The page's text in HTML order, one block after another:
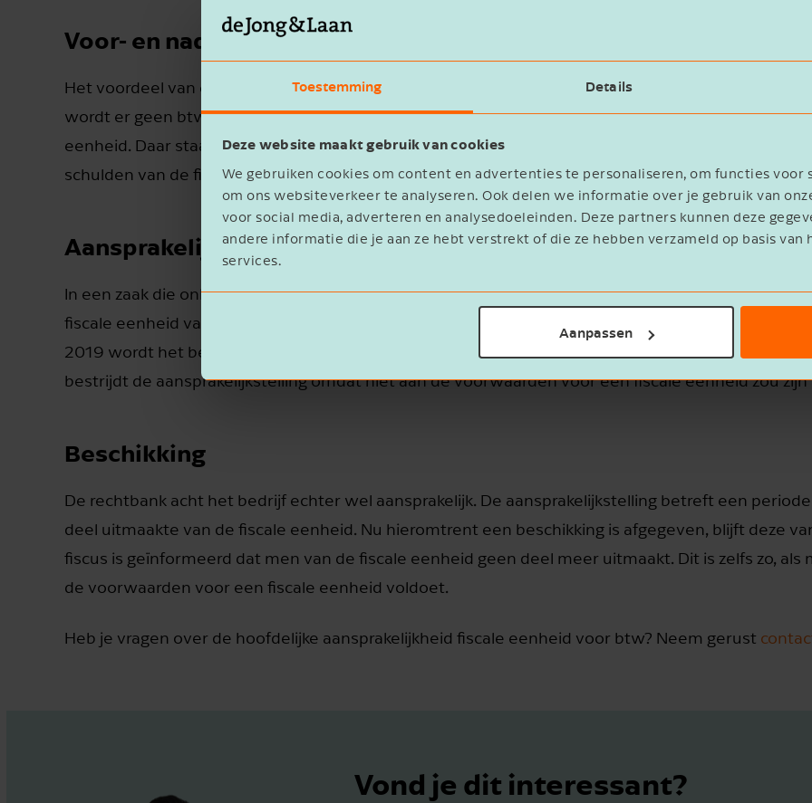
Toestemming Details
Deze website maakt gebruik van cookies
We gebruiken cookies om content en advertenties te personaliseren, om functies voor
om ons websiteverkeer te analyseren. Ook delen we informatie over je gebruik van
voor social media, adverteren en analysedoeleinden. Deze partners kunnen deze
andere informatie die je aan ze hebt verstrekt of die ze hebben verzameld op basis van
services.
Aanpassen
Voor- en nadelen
Het voordeel van een fiscale eenheid is dat er maar één keer aangifte voor de btw hoeft te worden
wordt er geen btw betaald over leveringen van goederen en diensten tussen de ondernemingen
eenheid. Daar staat het nadeel tegenover dat men hoofdelijk aansprakelijk gesteld kan worden
schulden van de fiscale eenheid.
Aansprakelijkheid
In een zaak die onlangs speelde bij de rechtbank Zeeland-West-Brabant maakte een
fiscale eenheid van 1 maart 2011 tot 1 juni 2016. Het uittreden was vastgelegd in een brief van de
2019 wordt het bedrijf aansprakelijk gesteld voor btw-schulden over de jaren 2021, 2014 en 2015.
bestrijdt de aansprakelijkstelling omdat niet aan de voorwaarden voor een fiscale eenheid zou zijn
Beschikking
De rechtbank acht het bedrijf echter wel aansprakelijk. De aansprakelijkstelling betreft een
deel uitmaakte van de fiscale eenheid. Nu hieromtrent een beschikking is afgegeven, blijft deze
fiscus is geïnformeerd dat men van de fiscale eenheid geen deel meer uitmaakt. Dit is zelfs zo, als
de voorwaarden voor een fiscale eenheid voldoet.
Heb je vragen over de hoofdelijke aansprakelijkheid fiscale eenheid voor btw? Neem gerust
Vond je dit interessant?